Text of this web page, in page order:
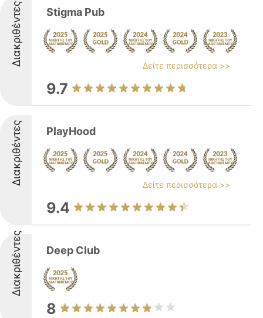
Διακριθέντες Stigma Pub
Δείτε περισσότερα >>
9.7
Διακριθέντες PlayHood
Δείτε περισσότερα >>
9.4
Διακριθέντες Deep Club
8